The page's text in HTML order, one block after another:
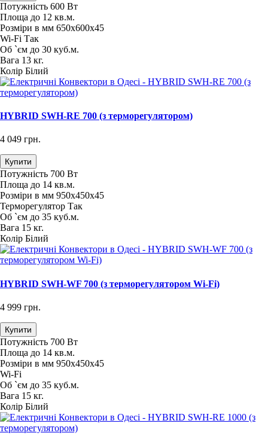
Потужність 600 Вт
Площа до 12 кв.м.
Розміри в мм 650х600х45
Wi-Fi Так
Об `єм до 30 куб.м.
Вага 13 кг.
Колір Білий
HYBRID SWH-RE 700 (з терморегулятором)
4 049 грн.
Купити
Потужність 700 Вт
Площа до 14 кв.м.
Розміри в мм 950х450х45
Терморегулятор Так
Об `єм до 35 куб.м.
Вага 15 кг.
Колір Білий
HYBRID SWH-WF 700 (з терморегулятором Wi-Fi)
4 999 грн.
Купити
Потужність 700 Вт
Площа до 14 кв.м.
Розміри в мм 950х450х45
Wi-Fi
Об `єм до 35 куб.м.
Вага 15 кг.
Колір Білий